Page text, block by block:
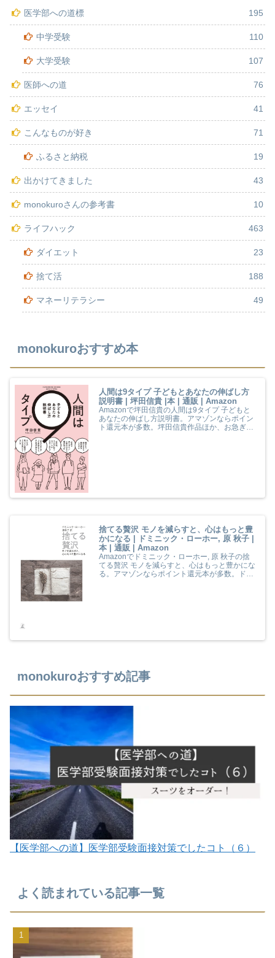
医学部への道標 195
中学受験 110
大学受験 107
医師への道 76
エッセイ 41
こんなものが好き 71
ふるさと納税 19
出かけてきました 43
monokuroさんの参考書 10
ライフハック 463
ダイエット 23
捨て活 188
マネーリテラシー 49
monokuroおすすめ本
人間は9タイプ 子どもとあなたの伸ばし方
説明書 | 坪田信貴 |本 | 通販 | Amazon
Amazonで坪田信貴の人間は9タイプ 子どもと
あなたの伸ばし方説明書。アマゾンならポイン
ト還元本が多数。坪田信貴作品ほか、お急ぎ便
捨てる贅沢 モノを減らすと、心はもっと豊
かになる | ドミニック・ローホー, 原 秋子 |
本 | 通販 | Amazon
Amazonでドミニック・ローホー, 原 秋子の捨
てる贅沢 モノを減らすと、心はもっと豊かにな
る。アマゾンならポイント還元本が多数。ドミ
monokuroおすすめ記事
【医学部への道】医学部受験面接対策でしたコト（６）
よく読まれている記事一覧